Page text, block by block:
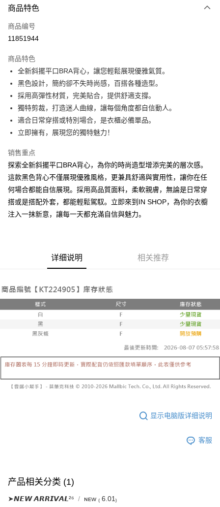
信用卡一次付款
超商取货付款
Apple Pay
街口支付
Google Pay
大哥付你分期
相关说明
1. 本服务由台湾大哥大提供，电信用户可立即使用无须另外申请。（限个人
月租型门号，不开放公司户及预付卡使用）
2. 付款方式选择 “大哥付你分期”，订单成立后会自动跳转到大哥付的交易流
程，验证手机门号后，选择欲分期的期数、缴款截止日，确认付款后即完成
交易。
3. 实际核准额度、可分期数及费用金额请依后续交易确认页面所载为准。
消。如遇 “转专审核”未通过状况，表示未达系统评分，恕无法说明评估内
2. 通过短信链接打开账单后，可选择 “超商条码／台湾大直营门市／银行转
账／街口支付／iPASS MONEY”等通路缴费。
【注意事项】
本服务购买商品或服务，并由商店将买卖／分期付款买卖价金债权让与本公
司后，依约使用本公司账单缴交账款。
2. 基于同意付款使用 “大哥付你分期”之契约关系目的，商店将以您的个人资
料（包含姓名、电话或地址）提供予台湾大哥大进项收集、处理及利用，由
https://oppay.tw/userRule
AFTEE先享后付
相关说明
一、關於 AFTEE先享後付
1. 於付款方式選擇AFTEE先享後付，將跳出AFTEE先享後付手機驗證視
窗。
2. 進行簡訊驗證之後，即可完成結帳手續。
3. 訂單確認後不需事先繳費，商品會配送至您的指定地址。
繳費期限，為商家向您請款的時間，再加上使用AFTEE可延長的天數所計算
出。使用AFTEE下訂可以延長您收到商品前的繳費天數，但無法保證一定能
夠在期限內收到商品(例如:預購商品或預計到貨時間較長者)。因此無論收到
商品與否，仍需要請您在AFTEE規定的時間內完成繳費。
二、付款限制
1. 初次使用 AFTEE 時，將依認證結果及本公司審查結果，核予每個人不同
2. 結帳金額須大於NT$30
三、聲明條款
含但不限於訂購人姓名、電話，收件人姓名、電話、收件地址)，將交付予
AFTEE。
若您對於個人資料之處理、利用有任何疑問，或欲行使相關法律權利，請聯
繫恩沛科技股份有限公司。若您不同意我們將上開所示之個人資料，連同必
付款後全家取貨
每笔NT$60，满NT$1,600(含以上)免运费
已關閉，請勿下單
每笔NT$10,000
已關閉，請勿下單(付取)
每笔NT$10,000
每笔NT$60，满NT$1,800(含以上)免运费
付款後7-11取貨
查看运费
商品特色
商品编号
11851944
商品特色
全新斜擺平口BRA背心，讓您輕鬆展現優雅氣質。
黑色設計，簡約卻不失時尚感，百搭各種造型。
採用高彈性材質，完美貼合，提供舒適支撐。
獨特剪裁，打造迷人曲線，讓每個角度都自信動人。
適合日常穿搭或特別場合，是衣櫃必備單品。
立即擁有，展現您的獨特魅力！
销售重点
探索全新斜擺平口BRA背心，為你的時尚造型增添完美的層次感。
這款黑色背心不僅展現優雅風格，更兼具舒適與實用性，讓你在任
何場合都能自信展現。採用高品質面料，柔軟親膚，無論是日常穿
搭或是搭配外套，都能輕鬆駕馭。立即來到IN SHOP，為你的衣櫥
注入一抹新意，讓每一天都充滿自信與魅力。
详细说明 相关推荐
显示电脑版详细说明
客服
产品相关分类 (1)
➤𝙉𝙀𝙒 𝘼𝙍𝙍𝙄𝙑𝘼𝙇²⁶ ɴᴇᴡ ₍ 6.01₎